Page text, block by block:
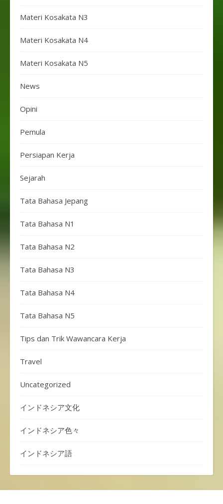
Materi Kosakata N3
Materi Kosakata N4
Materi Kosakata N5
News
Opini
Pemula
Persiapan Kerja
Sejarah
Tata Bahasa Jepang
Tata Bahasa N1
Tata Bahasa N2
Tata Bahasa N3
Tata Bahasa N4
Tata Bahasa N5
Tips dan Trik Wawancara Kerja
Travel
Uncategorized
インドネシア文化
インドネシア色々
インドネシア語